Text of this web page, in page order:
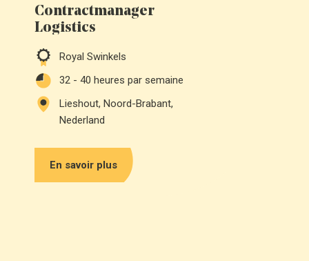
Contractmanager
Logistics
Royal Swinkels
32 - 40 heures par semaine
Lieshout, Noord-Brabant,
Nederland
En savoir plus